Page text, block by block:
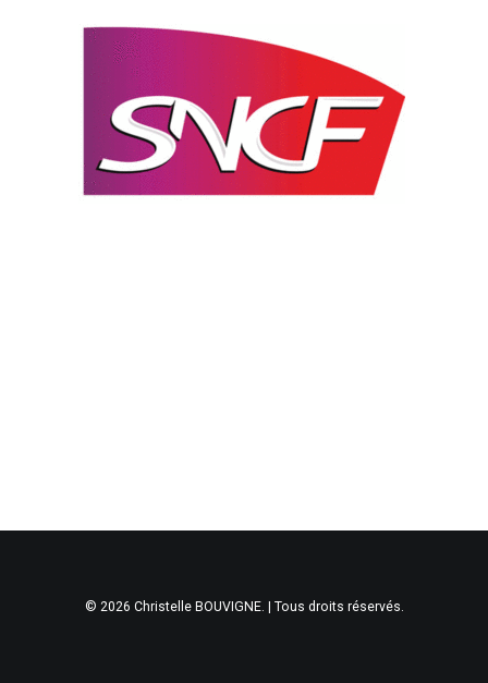
© 2026 Christelle BOUVIGNE. | Tous droits réservés.